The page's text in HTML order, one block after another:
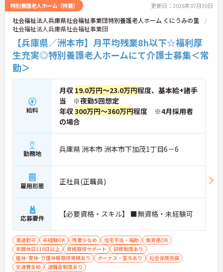
特別養護老人ホーム（特養） 更新日：2026年07月30日
社会福祉法人兵庫県社会福祉事業団特別養護老人ホーム くにうみの里
社会福祉法人兵庫県社会福祉事業団
【兵庫県／洲本市】月平均残業8h以下☆福利厚
生充実◎特別養護老人ホームにて介護士募集＜常
勤＞
給料
月収 19.0万円～23.0万円程度、基本給+諸手
当 ※夜勤5回想定
年収300万円～360万円程度 ※4月採用者
の場合
勤務地 兵庫県 洲本市 洲本市下加茂1丁目6－6
雇用形態 正社員(正職員)
応募要件 【必要資格・スキル】 ■無資格・未経験可
車通勤可 未経験OK 残業少なめ 住宅手当・補助
無資格OK
年間休日110日以上
資格取得サポート
研修制度あり
産休･育休･介護休暇取得実績あり
ボーナス・賞与あり
社会保険完備
交通費支給
退職金制度あり